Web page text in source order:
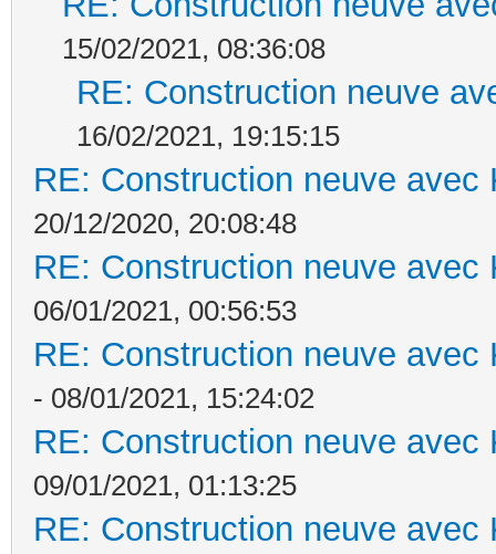
15/02/2021, 08:36:08
RE: Construction neuve
16/02/2021, 19:15:15
RE: Construction neuve avec
20/12/2020, 20:08:48
RE: Construction neuve avec
06/01/2021, 00:56:53
RE: Construction neuve avec
- 08/01/2021, 15:24:02
RE: Construction neuve avec
09/01/2021, 01:13:25
RE: Construction neuve avec